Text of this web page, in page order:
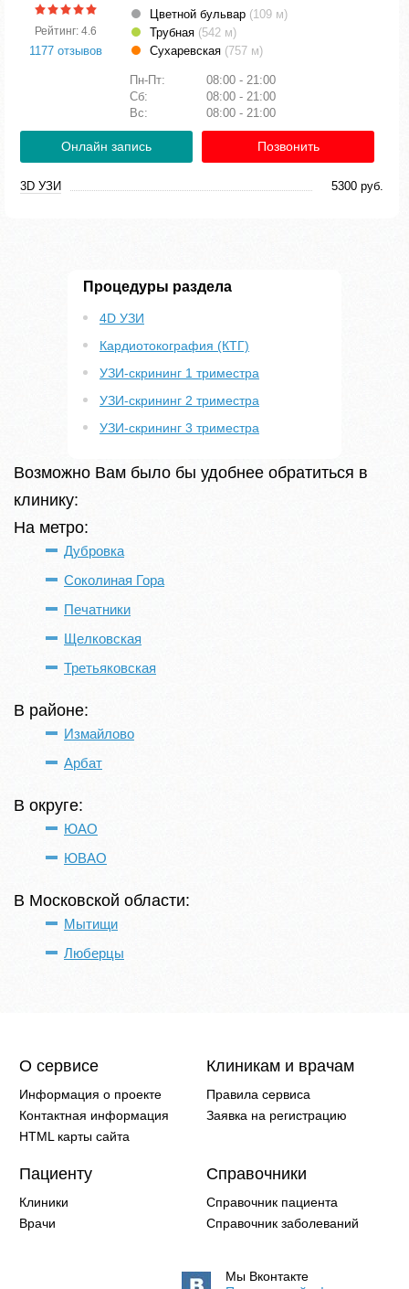
Рейтинг: 4.6
1177 отзывов
Цветной бульвар (109 м)
Трубная (542 м)
Сухаревская (757 м)
Пн-Пт:
08:00 - 21:00
Сб:
08:00 - 21:00
Вс:
08:00 - 21:00
Онлайн запись Позвонить
3D УЗИ 5300 руб.
Процедуры раздела
4D УЗИ
Кардиотокография (КТГ)
УЗИ-скрининг 1 триместра
УЗИ-скрининг 2 триместра
УЗИ-скрининг 3 триместра
Возможно Вам было бы удобнее обратиться в
клинику:
На метро:
Дубровка
Соколиная Гора
Печатники
Щелковская
Третьяковская
В районе:
Измайлово
Арбат
В округе:
ЮАО
ЮВАО
В Московской области:
Мытищи
Люберцы
О сервисе
Информация о проекте
Контактная информация
HTML карты сайта
Клиникам и врачам
Правила сервиса
Заявка на регистрацию
Пациенту
Клиники
Врачи
Справочники
Справочник пациента
Справочник заболеваний
Мы Вконтакте